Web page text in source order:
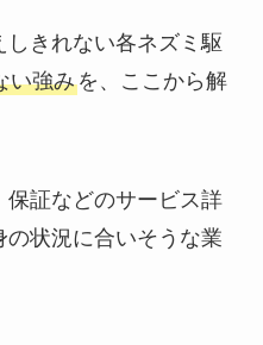
きれない各ネズミ駆
い強みを、ここから解
証などのサービス詳
状況に合いそうな業